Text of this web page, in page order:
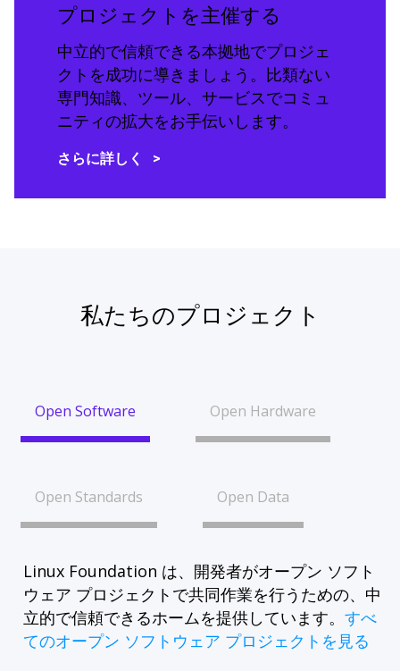
プロジェクトを主催する
中立的で信頼できる本拠地でプロジェ
クトを成功に導きましょう。比類ない
専門知識、ツール、サービスでコミュ
ニティの拡大をお手伝いします。
さらに詳しく
私たちのプロジェクト
Open Software Open Hardware
Open Standards Open Data
Linux Foundation は、開発者がオープン ソフト
ウェア プロジェクトで共同作業を行うための、中
立的で信頼できるホームを提供しています。 すべ
てのオープン ソフトウェア プロジェクトを見る